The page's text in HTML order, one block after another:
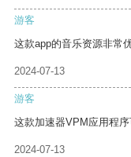
游客
这款app的音乐资源非常
2024-07-13
游客
这款加速器VPM应用程
2024-07-13